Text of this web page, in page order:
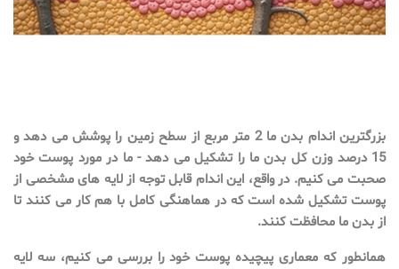
بزرگترین اندام بدن ما 2 متر مربع از سطح زمین را پوشش می دهد و
15 درصد وزن کل بدن ما را تشکیل می دهد - ما در مورد پوست خود
صحبت می کنیم. در واقع، این اندام قابل توجه از لایه های مشخصی از
پوست تشکیل شده است که در هماهنگی کامل با هم کار می کنند تا
از بدن ما محافظت کنند.
همانطور که معماری پیچیده پوست خود را بررسی می کنیم، سه لایه